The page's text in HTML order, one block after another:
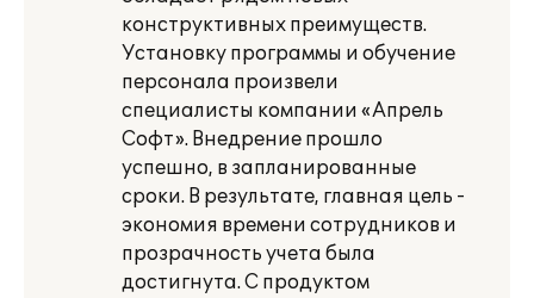
конструктивных преимуществ.
Установку программы и обучение
персонала произвели
специалисты компании «Апрель
Софт». Внедрение прошло
успешно, в запланированные
сроки. В результате, главная цель -
экономия времени сотрудников и
прозрачность учета была
достигнута. С продуктом